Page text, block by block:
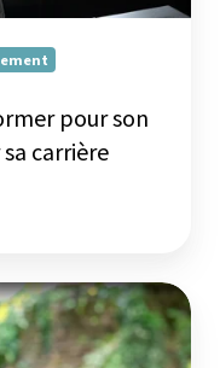
pour son
carrière